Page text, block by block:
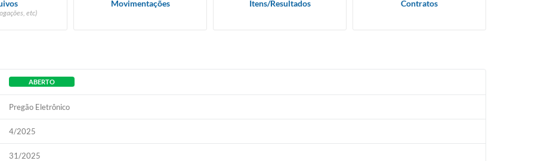
etc)
Movimentações Itens/Resultados Contratos
ABERTO
Pregão Eletrônico
4/2025
31/2025